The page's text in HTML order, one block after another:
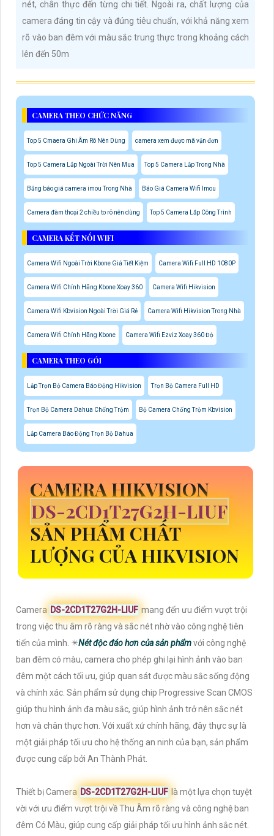
nét, chân thực đến từng chi tiết. Ngoài ra, chất lượng của
camera đáng tin cậy và đúng tiêu chuẩn, với khả năng xem
rõ vào ban đêm với màu sắc trung thực trong khoảng cách
lên đến 50m
CAMERA THEO CHỨC NĂNG
Top 5 Cmaera Ghi Âm Rõ Nên Dùng camera xem được mã vận đơn
Top 5 Camera Lắp Ngoài Trời Nên Mua Top 5 Camera Lắp Trong Nhà
Bảng báo giá camera imou Trong Nhà Báo Giá Camera Wifi Imou
Camera đàm thoại 2 chiều to rõ nên dùng Top 5 Camera Lắp Công Trình
CAMERA KẾT NỐI WIFI
Camera Wifi Ngoài Trời Kbone Giá Tiết Kiệm Camera Wifi Full HD 1080P
Camera Wifi Chính Hãng Kbone Xoay 360 Camera Wifi Hikvision
Camera Wifi Kbvision Ngoài Trời Giá Rẻ Camera Wifi Hikvision Trong Nhà
Camera Wifi Chính Hãng Kbone Camera Wifi Ezviz Xoay 360 Độ
CAMERA THEO GÓI
Lắp Trọn Bộ Camera Báo Động Hikvision Trọn Bộ Camera Full HD
Trọn Bộ Camera Dahua Chống Trộm Bộ Camera Chống Trộm Kbvision
Lắp Camera Báo Động Trọn Bộ Dahua
CAMERA HIKVISION
DS-2CD1T27G2H-LIUF
SẢN PHẨM CHẤT
LƯỢNG CỦA HIKVISION
Camera DS-2CD1T27G2H-LIUF mang đến ưu điểm vượt trội
trong việc thu âm rõ ràng và sắc nét nhờ vào công nghệ tiên
tiến của mình. ✴️Nét độc đáo hơn của sản phẩmvới công nghệ
ban đêm có màu, camera cho phép ghi lại hình ảnh vào ban
đêm một cách tối ưu, giúp quan sát được màu sắc sống động
và chính xác. Sản phẩm sử dụng chip Progressive Scan CMOS
giúp thu hình ảnh đa màu sắc, giúp hình ảnh trở nên sắc nét
hơn và chân thực hơn. Với xuất xứ chính hãng, đây thực sự là
một giải pháp tối ưu cho hệ thống an ninh của bạn, sản phẩm
được cung cấp bởi An Thành Phát.
Thiết bị Camera DS-2CD1T27G2H-LIUF là một lựa chọn tuyệt
vời với ưu điểm vượt trội về Thu Âm rõ ràng và công nghệ ban
đêm Có Màu, giúp cung cấp giải pháp tối ưu hình ảnh sắc nét.